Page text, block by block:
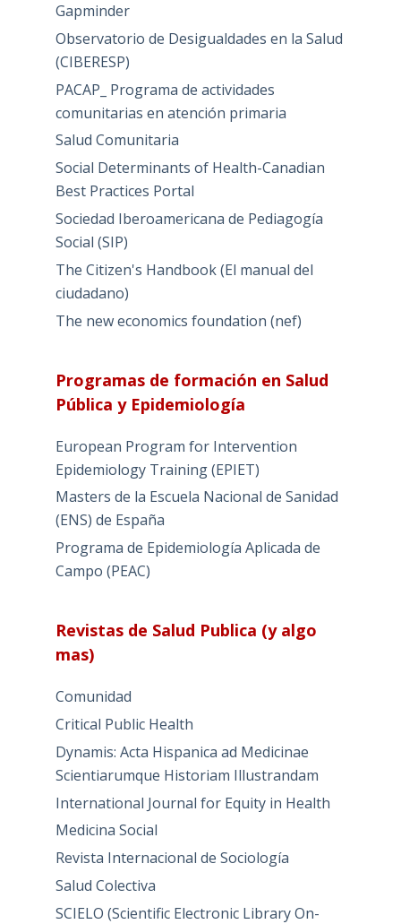
Gapminder
Observatorio de Desigualdades en la Salud
(CIBERESP)
PACAP_ Programa de actividades
comunitarias en atención primaria
Salud Comunitaria
Social Determinants of Health-Canadian
Best Practices Portal
Sociedad Iberoamericana de Pediagogía
Social (SIP)
The Citizen's Handbook (El manual del
ciudadano)
The new economics foundation (nef)
Programas de formación en Salud
Pública y Epidemiología
European Program for Intervention
Epidemiology Training (EPIET)
Masters de la Escuela Nacional de Sanidad
(ENS) de España
Programa de Epidemiología Aplicada de
Campo (PEAC)
Revistas de Salud Publica (y algo
mas)
Comunidad
Critical Public Health
Dynamis: Acta Hispanica ad Medicinae
Scientiarumque Historiam Illustrandam
International Journal for Equity in Health
Medicina Social
Revista Internacional de Sociología
Salud Colectiva
SCIELO (Scientific Electronic Library On-